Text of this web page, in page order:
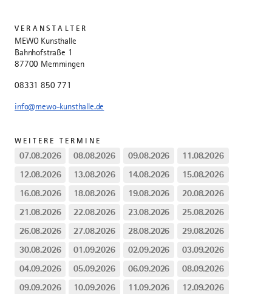
VERANSTALTER
MEWO Kunsthalle
Bahnhofstraße 1
87700 Memmingen
08331 850 771
info@mewo-kunsthalle.de
WEITERE TERMINE
07.08.2026 08.08.2026 09.08.2026
11.08.2026
12.08.2026
13.08.2026 14.08.2026
15.08.2026
16.08.2026
18.08.2026 19.08.2026
20.08.2026
21.08.2026
22.08.2026 23.08.2026
25.08.2026
26.08.2026
27.08.2026 28.08.2026
29.08.2026
30.08.2026
01.09.2026 02.09.2026
03.09.2026
04.09.2026
05.09.2026 06.09.2026
08.09.2026
09.09.2026
10.09.2026 11.09.2026
12.09.2026